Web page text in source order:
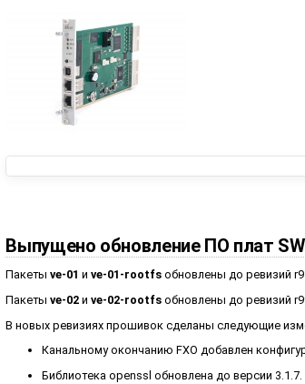
Выпущено обновление ПО плат
Пакетыve-01 иve-01-rootfs обновлены до ревизий
Пакетыve-02 иve-02-rootfs обновлены до ревизий
В новых ревизиях прошивок сделаны следующие
Канальному окончанию FXO добавлен
Библиотека openssl обновлена до версии